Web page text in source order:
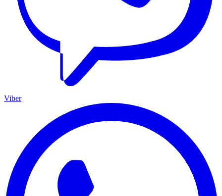
Viber